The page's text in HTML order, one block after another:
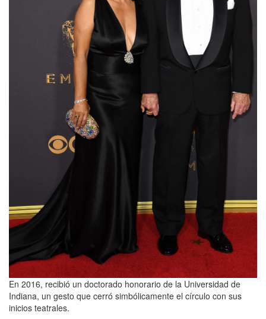
En 2016, recibió un doctorado honorario de la Universidad de
Indiana, un gesto que cerró simbólicamente el círculo con sus
inicios teatrales.